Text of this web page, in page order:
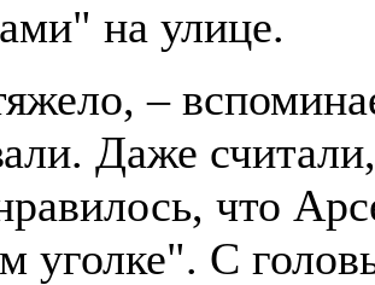
на улице.
–
Даже
что
уголке". С